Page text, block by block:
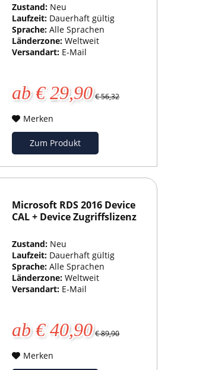
Zustand: Neu
Laufzeit: Dauerhaft gültig
Sprache:Alle Sprachen
Länderzone:Weltweit
Versandart: E-Mail
ab € 29,90 € 56,32
Merken
Zum Produkt
Microsoft RDS 2016 Device
CAL + Device Zugriffslizenz
Zustand: Neu
Laufzeit: Dauerhaft gültig
Sprache:Alle Sprachen
Länderzone:Weltweit
Versandart: E-Mail
ab € 40,90 € 89,90
Merken